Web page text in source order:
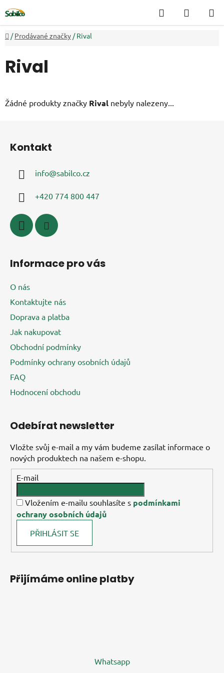
na
obsah
Hledat
KOŠÍK
Domů
/ Prodávané značky / Rival
Rival
Žádné produkty značky Rival nebyly nalezeny...
Kontakt
info@sabilco.cz
+420 774 800 447
Informace pro vás
O nás
Kontaktujte nás
Doprava a platba
Jak nakupovat
Obchodní podmínky
Podmínky ochrany osobních údajů
FAQ
Hodnocení obchodu
Odebírat newsletter
Vložte svůj e-mail a my vám budeme zasílat informace o
nových produktech na našem e-shopu.
E-mail
Vložením e-mailu souhlasíte s podmínkami
ochrany osobních údajů
PŘIHLÁSIT SE
Přijímáme online platby
Whatsapp